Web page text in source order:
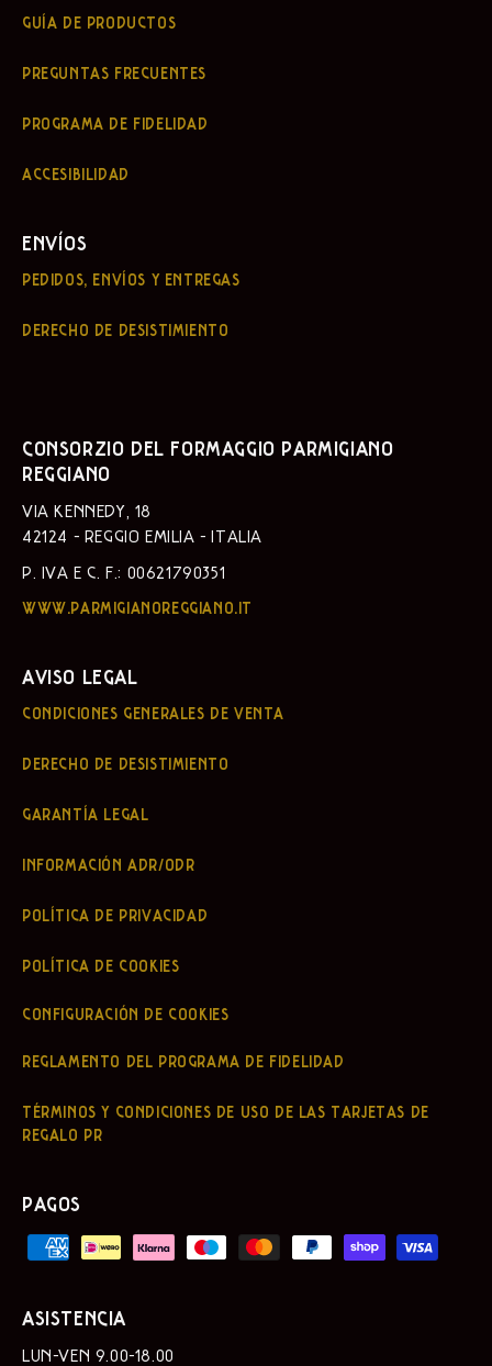
GUÍA DE PRODUCTOS
PREGUNTAS FRECUENTES
PROGRAMA DE FIDELIDAD
ACCESIBILIDAD
ENVÍOS
PEDIDOS, ENVÍOS Y ENTREGAS
DERECHO DE DESISTIMIENTO
CONSORZIO DEL FORMAGGIO PARMIGIANO
REGGIANO
VIA KENNEDY, 18
42124 - REGGIO EMILIA - ITALIA
P. IVA E C. F.: 00621790351
WWW.PARMIGIANOREGGIANO.IT
AVISO LEGAL
CONDICIONES GENERALES DE VENTA
DERECHO DE DESISTIMIENTO
GARANTÍA LEGAL
INFORMACIÓN ADR/ODR
POLÍTICA DE PRIVACIDAD
POLÍTICA DE COOKIES
CONFIGURACIÓN DE COOKIES
REGLAMENTO DEL PROGRAMA DE FIDELIDAD
TÉRMINOS Y CONDICIONES DE USO DE LAS TARJETAS DE
REGALO PR
PAGOS
ASISTENCIA
LUN-VEN 9.00-18.00